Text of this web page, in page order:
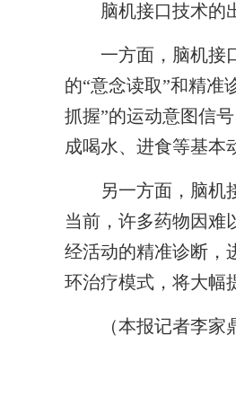
脑机接口技术的出
一方面，脑机接口
的“意念读取”和精准
抓握”的运动意图信
成喝水、进食等基本
另一方面，脑机接
当前，许多药物因难
经活动的精准诊断，
环治疗模式，将大幅
（本报记者李家鼎